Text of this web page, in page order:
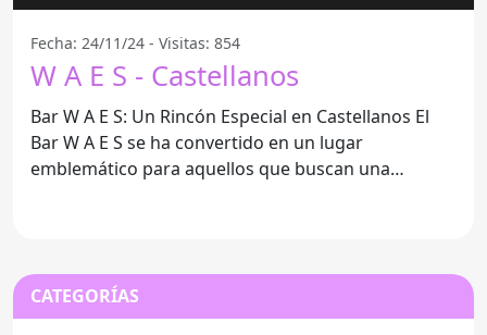
Fecha: 24/11/24 - Visitas: 854
W A E S - Castellanos
Bar W A E S: Un Rincón Especial en Castellanos El
Bar W A E S se ha convertido en un lugar
emblemático para aquellos que buscan una
CATEGORÍAS